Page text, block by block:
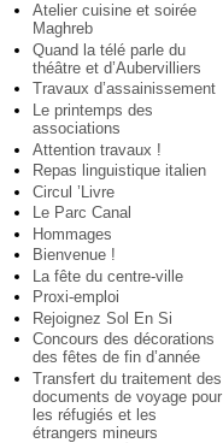
Atelier cuisine et soirée
Maghreb
Quand la télé parle du
théâtre et d’Aubervilliers
Travaux d’assainissement
Le printemps des
associations
Attention travaux !
Repas linguistique italien
Circul ’Livre
Le Parc Canal
Hommages
Bienvenue !
La fête du centre-ville
Proxi-emploi
Rejoignez Sol En Si
Concours des décorations
des fêtes de fin d’année
Transfert du traitement des
documents de voyage pour
les réfugiés et les
étrangers mineurs